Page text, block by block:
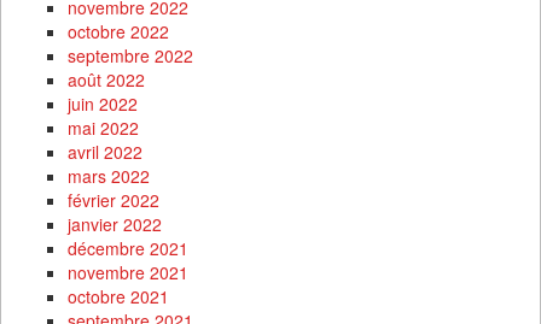
novembre 2022
octobre 2022
septembre 2022
août 2022
juin 2022
mai 2022
avril 2022
mars 2022
février 2022
janvier 2022
décembre 2021
novembre 2021
octobre 2021